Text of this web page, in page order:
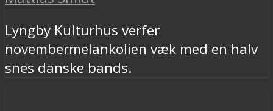
Lyngby Kulturhus verfer
novembermelankolien væk med en halv
snes danske bands.